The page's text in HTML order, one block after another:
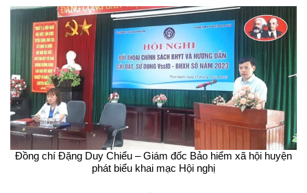
Đồng chí Đặng Duy Chiểu – Giám đốc Bảo hiểm xã hội huyện
phát biểu khai mạc Hội nghị